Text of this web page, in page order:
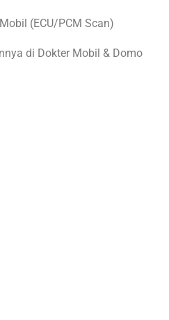
(ECU/PCM Scan)
di Dokter Mobil & Domo